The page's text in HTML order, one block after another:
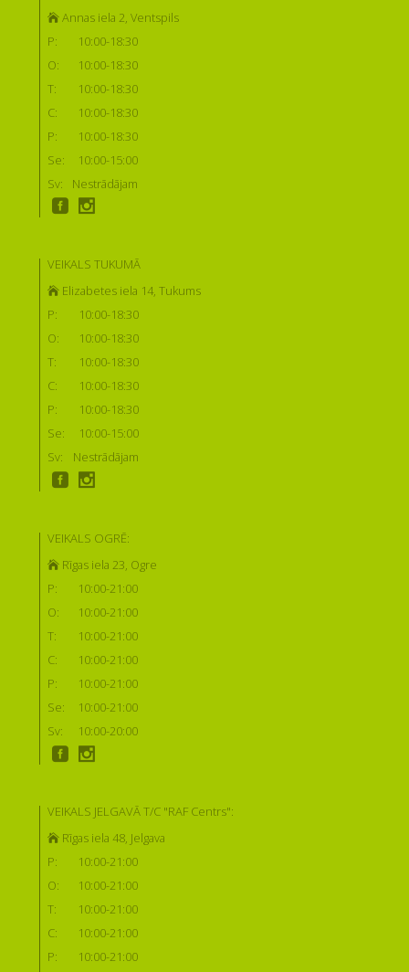
Annas iela 2, Ventspils
P:
10:00-18:30
O:
10:00-18:30
T:
10:00-18:30
C:
10:00-18:30
P:
10:00-18:30
Se:
10:00-15:00
Sv:
Nestrādājam
VEIKALS TUKUMĀ
Elizabetes iela 14, Tukums
P:
10:00-18:30
O:
10:00-18:30
T:
10:00-18:30
C:
10:00-18:30
P:
10:00-18:30
Se:
10:00-15:00
Sv:
Nestrādājam
VEIKALS OGRĒ:
Rīgas iela 23, Ogre
P:
10:00-21:00
O:
10:00-21:00
T:
10:00-21:00
C:
10:00-21:00
P:
10:00-21:00
Se:
10:00-21:00
Sv:
10:00-20:00
VEIKALS JELGAVĀ T/C "RAF Centrs":
Rīgas iela 48, Jelgava
P:
10:00-21:00
O:
10:00-21:00
T:
10:00-21:00
C:
10:00-21:00
P:
10:00-21:00